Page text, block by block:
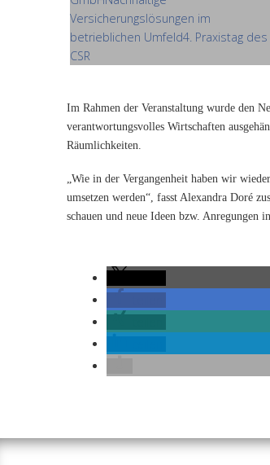
Im Rahmen der Veranstaltung wurde den
verantwortungsvolles Wirtschaften
Räumlichkeiten.
„Wie in der Vergangenheit haben wir
umsetzen werden“, fasst Alexandra Doré
schauen und neue Ideen bzw. Anregungen